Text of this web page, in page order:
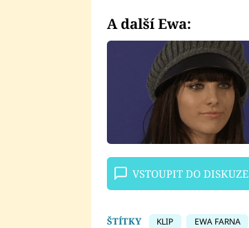
A další Ewa:
VSTOUPIT DO DISKUZE
ŠTÍTKY KLIP EWA FARNA